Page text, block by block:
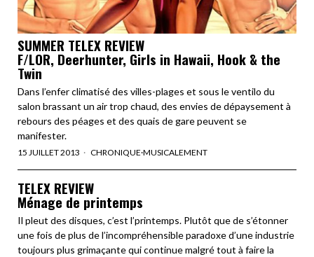
SUMMER TELEX REVIEW
F/LOR, Deerhunter, Girls in Hawaii, Hook & the
Twin
Dans l’enfer climatisé des villes-plages et sous le ventilo du
salon brassant un air trop chaud, des envies de dépaysement à
rebours des péages et des quais de gare peuvent se
manifester.
15 JUILLET 2013 CHRONIQUE·MUSICALEMENT
TELEX REVIEW
Ménage de printemps
Il pleut des disques, c’est l’printemps. Plutôt que de s’étonner
une fois de plus de l’incompréhensible paradoxe d’une industrie
toujours plus grimaçante qui continue malgré tout à faire la